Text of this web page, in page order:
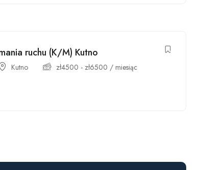
ruchu (K/M) Kutno
Kutno zł4500 - zł6500 / miesiąc